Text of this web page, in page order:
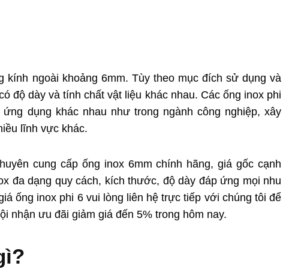
kính ngoài khoảng 6mm. Tùy theo mục đích sử dụng và
độ dày và tính chất vật liệu khác nhau. Các ống inox phi
dụng khác nhau như trong ngành công nghiệp, xây
lĩnh vực khác.
cung cấp ống inox 6mm chính hãng, giá gốc cạnh
đa dạng quy cách, kích thước, độ dày đáp ứng mọi nhu
ống inox phi 6 vui lòng liên hệ trực tiếp với chúng tôi để
nhận ưu đãi giảm giá đến 5% trong hôm nay.